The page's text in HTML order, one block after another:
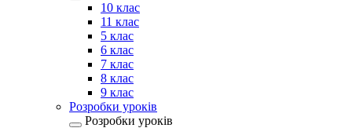
10 клас
11 клас
5 клас
6 клас
7 клас
8 клас
9 клас
Розробки уроків
Розробки уроків